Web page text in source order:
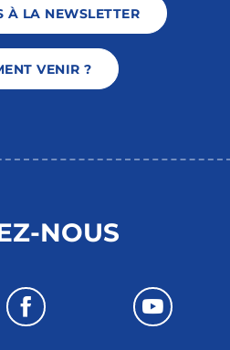
À LA NEWSLETTER
VENIR ?
NOUS